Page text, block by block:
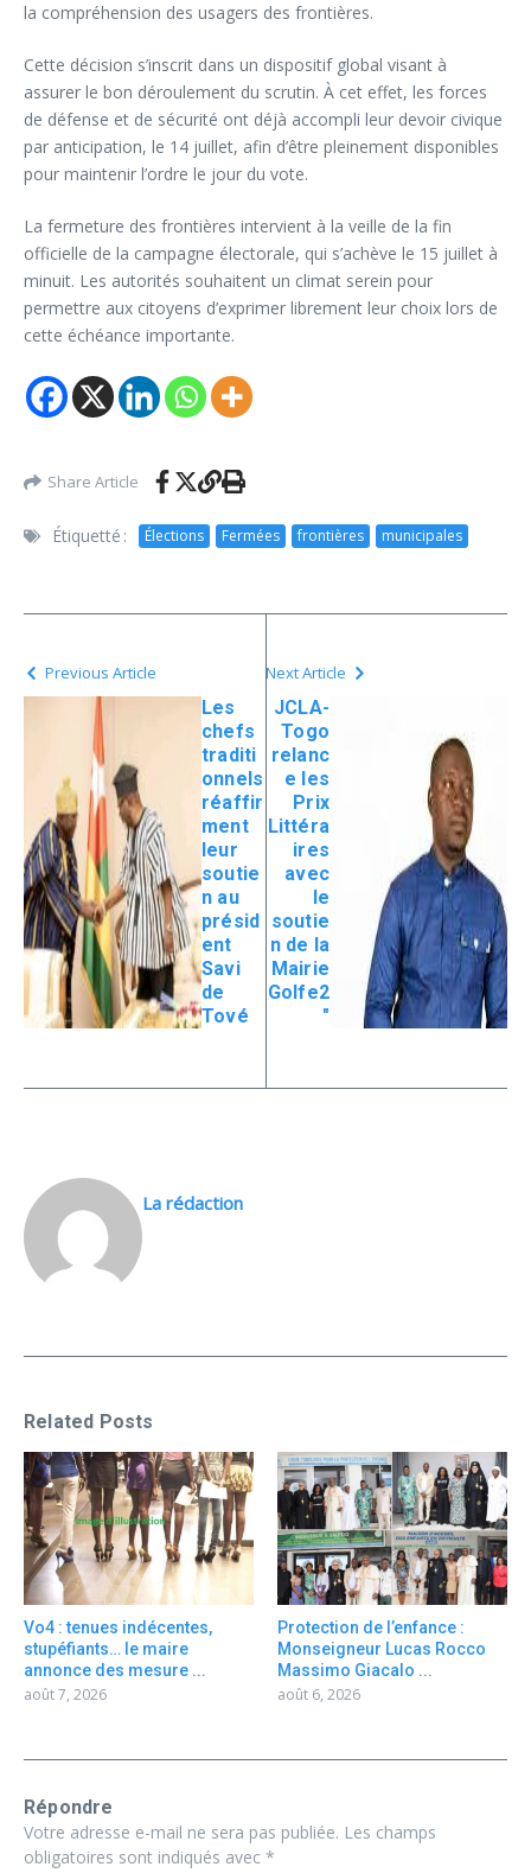
la compréhension des usagers des frontières.
Cette décision s’inscrit dans un dispositif global visant à
assurer le bon déroulement du scrutin. À cet effet, les forces
de défense et de sécurité ont déjà accompli leur devoir civique
par anticipation, le 14 juillet, afin d’être pleinement disponibles
pour maintenir l’ordre le jour du vote.
La fermeture des frontières intervient à la veille de la fin
officielle de la campagne électorale, qui s’achève le 15 juillet à
minuit. Les autorités souhaitent un climat serein pour
permettre aux citoyens d’exprimer librement leur choix lors de
cette échéance importante.
Share Article
Étiquetté : Élections Fermées frontières municipales
Previous Article
Les
chefs
traditi
onnels
réaffir
ment
leur
soutie
n au
présid
ent
Savi
de
Tové
Next Article
JCLA-
Togo
relanc
e les
Prix
Littéra
ires
avec
le
soutie
n de la
Mairie
Golfe2
″
La rédaction
Related Posts
Vo4 : tenues indécentes,
stupéfiants… le maire
annonce des mesure ...
août 7, 2026
Protection de l’enfance :
Monseigneur Lucas Rocco
Massimo Giacalo ...
août 6, 2026
Répondre
Votre adresse e-mail ne sera pas publiée. Les champs
obligatoires sont indiqués avec *